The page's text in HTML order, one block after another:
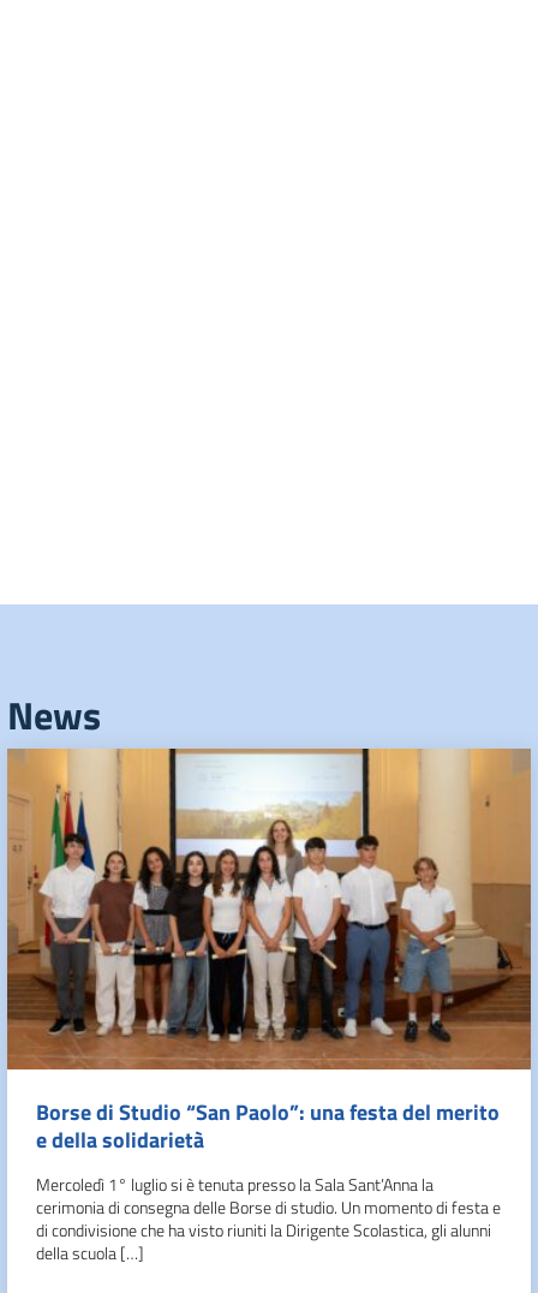
News
Borse di Studio “San Paolo”: una festa del merito
e della solidarietà
Mercoledì 1° luglio si è tenuta presso la Sala Sant’Anna la
cerimonia di consegna delle Borse di studio. Un momento di festa e
di condivisione che ha visto riuniti la Dirigente Scolastica, gli alunni
della scuola […]